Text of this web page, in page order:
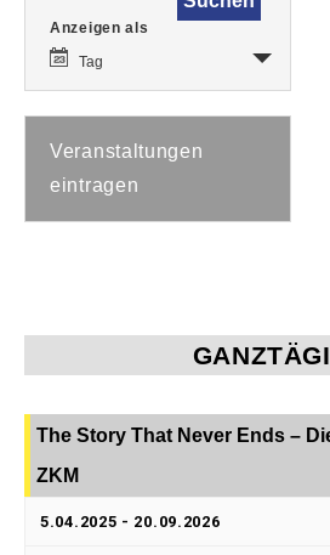
Veranstaltung
Navigation
Anzeigen als
Tag
Veranstaltungen
eintragen
The Story That Never Ends –
ZKM
5.04.2025 - 20.09.2026